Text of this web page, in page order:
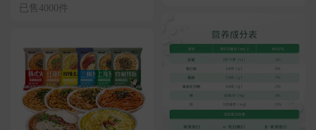
已售4000件